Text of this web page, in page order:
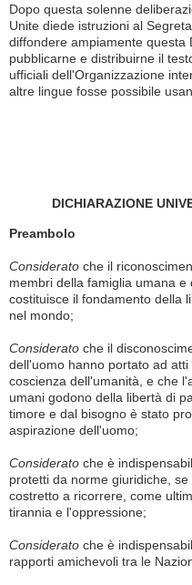
Dopo questa solenne
Unite diede istruzioni al
diffondere ampiamente questa
pubblicarne e distribuirne il
ufficiali dell'Organizzazione
altre lingue fosse possibile
DICHIARAZIONE
Preambolo
Considerato che il
membri della famiglia umana e
costituisce il fondamento della
nel mondo;
Considerato che il
dell'uomo hanno portato ad
coscienza dell'umanità, e che
umani godono della libertà di
timore e dal bisogno è stato
aspirazione dell'uomo;
Considerato che è
protetti da norme giuridiche,
costretto a ricorrere, come
tirannia e l'oppressione;
Considerato che è
rapporti amichevoli tra le